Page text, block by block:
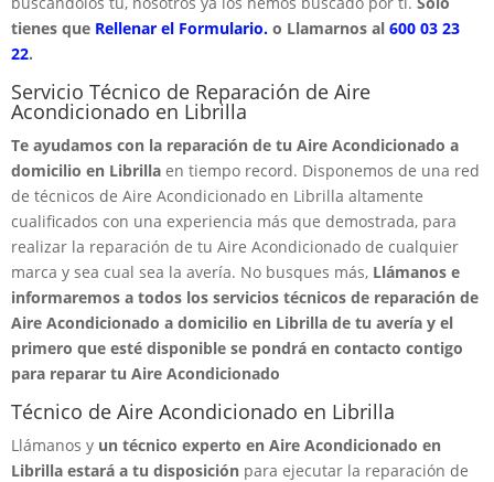
tienes que Rellenar el Formulario. o Llamarnos al 600 03 23
22.
Servicio Técnico de Reparación de Aire
Acondicionado en Librilla
Te ayudamos con la reparación de tu Aire Acondicionado a
domicilio en Librilla en tiempo record. Disponemos de una red
de técnicos de Aire Acondicionado en Librilla altamente
cualificados con una experiencia más que demostrada, para
realizar la reparación de tu Aire Acondicionado de cualquier
marca y sea cual sea la avería. No busques más, Llámanos e
informaremos a todos los servicios técnicos de reparación de
Aire Acondicionado a domicilio en Librilla de tu avería y el
primero que esté disponible se pondrá en contacto contigo
para reparar tu Aire Acondicionado
Técnico de Aire Acondicionado en Librilla
Llámanos y un técnico experto en Aire Acondicionado en
Librilla estará a tu disposición para ejecutar la reparación de